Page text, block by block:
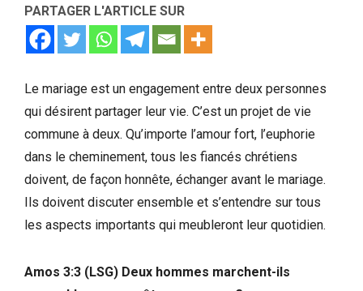
PARTAGER L'ARTICLE SUR
Le mariage est un engagement entre deux personnes
qui désirent partager leur vie. C’est un projet de vie
commune à deux. Qu’importe l’amour fort, l’euphorie
dans le cheminement, tous les fiancés chrétiens
doivent, de façon honnête, échanger avant le mariage.
Ils doivent discuter ensemble et s’entendre sur tous
les aspects importants qui meubleront leur quotidien.
Amos 3:3 (LSG) Deux hommes marchent-ils